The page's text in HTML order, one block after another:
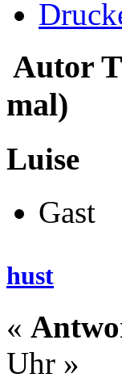
Autor
mal)
Luise
Gast
hust
«
Uhr »